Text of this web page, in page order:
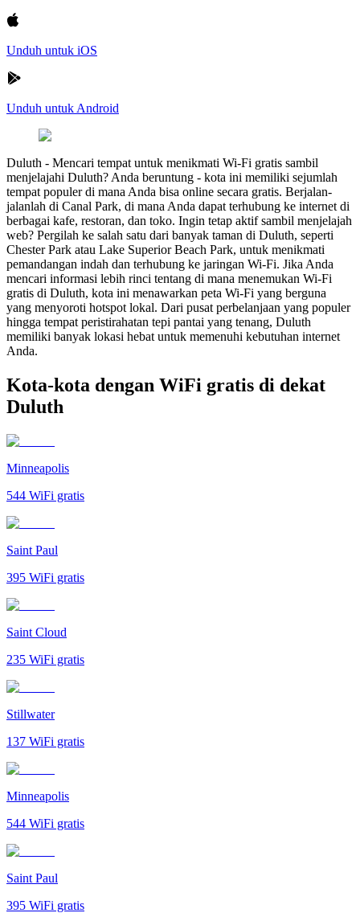
Unduh untuk iOS
Unduh untuk Android
Duluth - Mencari tempat untuk menikmati Wi-Fi gratis sambil
menjelajahi Duluth? Anda beruntung - kota ini memiliki sejumlah
tempat populer di mana Anda bisa online secara gratis. Berjalan-
jalanlah di Canal Park, di mana Anda dapat terhubung ke internet di
berbagai kafe, restoran, dan toko. Ingin tetap aktif sambil menjelajah
web? Pergilah ke salah satu dari banyak taman di Duluth, seperti
Chester Park atau Lake Superior Beach Park, untuk menikmati
pemandangan indah dan terhubung ke jaringan Wi-Fi. Jika Anda
mencari informasi lebih rinci tentang di mana menemukan Wi-Fi
gratis di Duluth, kota ini menawarkan peta Wi-Fi yang berguna
yang menyoroti hotspot lokal. Dari pusat perbelanjaan yang populer
hingga tempat peristirahatan tepi pantai yang tenang, Duluth
memiliki banyak lokasi hebat untuk memenuhi kebutuhan internet
Anda.
Kota-kota dengan WiFi gratis di dekat
Duluth
Minneapolis
544 WiFi gratis
Saint Paul
395 WiFi gratis
Saint Cloud
235 WiFi gratis
Stillwater
137 WiFi gratis
Minneapolis
544 WiFi gratis
Saint Paul
395 WiFi gratis